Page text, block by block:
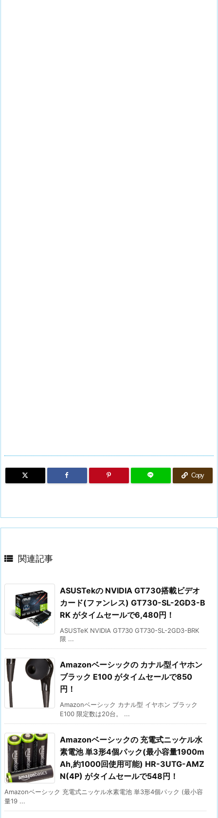
Copy
 関連記事
ASUSTekの NVIDIA GT730搭載ビデオ
カード(ファンレス) GT730-SL-2GD3-B
RK がタイムセールで6,480円！
ASUSTeK NVIDIA GT730 GT730-SL-2GD3-BRK
限 ...
Amazonベーシックの カナル型イヤホン
ブラック E100 がタイムセールで850
円！
Amazonベーシック カナル型 イヤホン ブラック
E100 限定数は20台。 ...
Amazonベーシックの 充電式ニッケル水
素電池 単3形4個パック(最小容量1900m
Ah,約1000回使用可能) HR-3UTG-AMZ
N(4P) がタイムセールで548円！
Amazonベーシック 充電式ニッケル水素電池 単3形4個パック (最小容
量19 ...